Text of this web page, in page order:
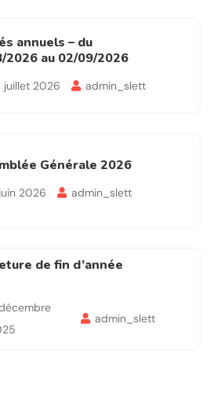
annuels – du
2026 au 02/09/2026
juillet 2026 admin_slett
Générale 2026
2026 admin_slett
de fin d’année
admin_slett